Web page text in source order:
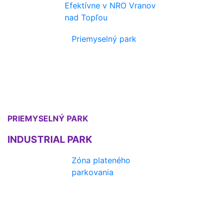
Efektívne v NRO Vranov
nad Topľou
Priemyselný park
PRIEMYSELNÝ PARK
INDUSTRIAL PARK
Zóna plateného
parkovania